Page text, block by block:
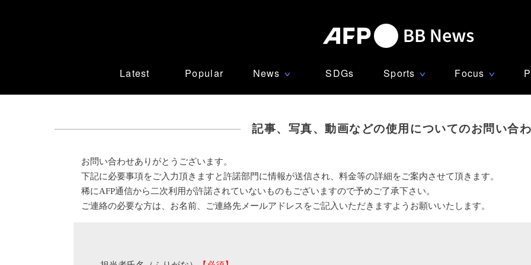
Latest Popular News ∨ SDGs Sports ∨ Focus ∨
記事、写真、動画などの使用についてのお問い合
お問い合わせありがとうございます。
下記に必要事項をご入力頂きますと許諾部門に情報が送信され、料金等の詳細をご案内させて頂きます。
稀にAFP通信から二次利用が許諾されていないものもございますので予めご了承下さい。
ご連絡の必要な方は、お名前、ご連絡先メールアドレスをご記入いただきますようお願いいたします。